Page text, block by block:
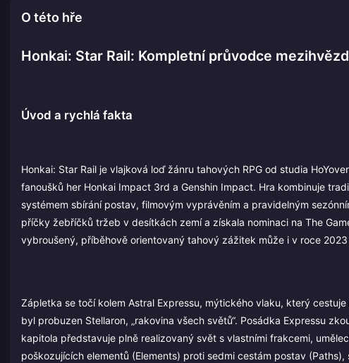
O této hře
Honkai: Star Rail: Kompletní průvodce
Úvod a rychlá fakta
Honkai: Star Rail je vlajková loď žánru tahových RPG od studia
fanoušků her Honkai Impact 3rd a Genshin Impact. Hra kombinuje
systémem sbírání postav, filmovým vyprávěním a pravidelným
příčky žebříčků tržeb v desítkách zemí a získala nominaci na The
vybroušený, příběhově orientovaný tahový zážitek může i v roce
Zápletka se točí kolem Astral Expressu, mýtického vlaku, který
byl probuzen Stellaron, „rakovina všech světů“. Posádka Expressu
kapitola představuje plně realizovaný svět s vlastními frakcemi,
poškozujících elementů (Elements) proti sedmi cestám postav